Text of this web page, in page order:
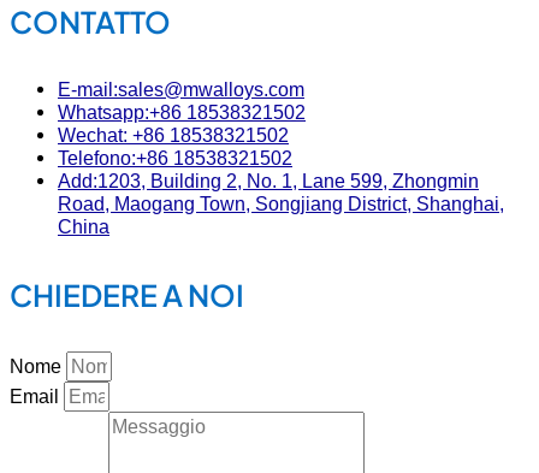
CONTATTO
E-mail:sales@mwalloys.com
Whatsapp:+86 18538321502
Wechat: +86 18538321502
Telefono:+86 18538321502
Add:1203, Building 2, No. 1, Lane 599, Zhongmin
Road, Maogang Town, Songjiang District, Shanghai,
China
CHIEDERE A NOI
Nome
Email